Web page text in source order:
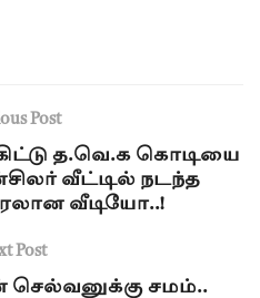
Post
த.வெ.க கொடியை
வீட்டில் நடந்த
வீடியோ..!
Post
செல்வனுக்கு சமம்..